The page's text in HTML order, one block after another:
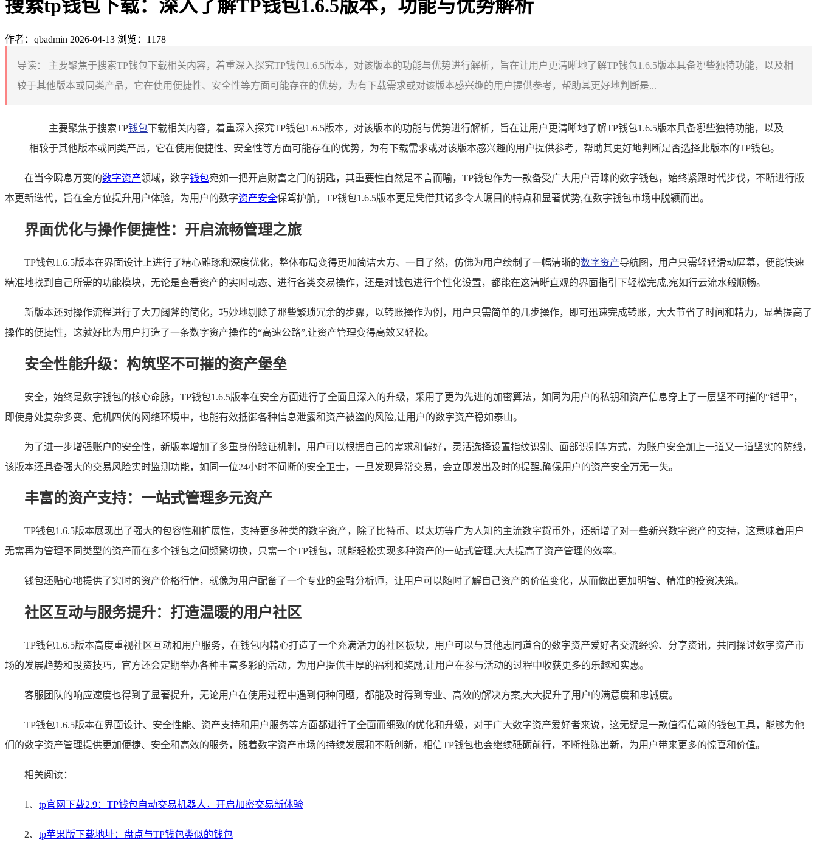
搜索tp钱包下载：深入了解TP钱包1.6.5版本，功能与优势解析
作者：qbadmin 2026-04-13 浏览：1178
导读：
主要聚焦于搜索TP钱包下载相关内容，着重深入探究TP钱包1.6.5版本，对该版本的功能与优势进行解析，旨在让用户更清晰地了解TP钱包1.6.5版本具备哪些独特功能，以及相
较于其他版本或同类产品，它在使用便捷性、安全性等方面可能存在的优势，为有下载需求或对该版本感兴趣的用户提供参考，帮助其更好地判断是...
主要聚焦于搜索TP钱包下载相关内容，着重深入探究TP钱包1.6.5版本，对该版本的功能与优势进行解析，旨在让用户更清晰地了解TP钱包1.6.5版本具备哪些独特功能，以及
相较于其他版本或同类产品，它在使用便捷性、安全性等方面可能存在的优势，为有下载需求或对该版本感兴趣的用户提供参考，帮助其更好地判断是否选择此版本的TP钱包。
在当今瞬息万变的数字资产领域，数字钱包宛如一把开启财富之门的钥匙，其重要性自然是不言而喻，TP钱包作为一款备受广大用户青睐的数字钱包，始终紧跟时代步伐，不断进行版
本更新迭代，旨在全方位提升用户体验，为用户的数字资产安全保驾护航，TP钱包1.6.5版本更是凭借其诸多令人瞩目的特点和显著优势,在数字钱包市场中脱颖而出。
界面优化与操作便捷性：开启流畅管理之旅
TP钱包1.6.5版本在界面设计上进行了精心雕琢和深度优化，整体布局变得更加简洁大方、一目了然，仿佛为用户绘制了一幅清晰的数字资产导航图，用户只需轻轻滑动屏幕，便能快速
精准地找到自己所需的功能模块，无论是查看资产的实时动态、进行各类交易操作，还是对钱包进行个性化设置，都能在这清晰直观的界面指引下轻松完成,宛如行云流水般顺畅。
新版本还对操作流程进行了大刀阔斧的简化，巧妙地剔除了那些繁琐冗余的步骤，以转账操作为例，用户只需简单的几步操作，即可迅速完成转账，大大节省了时间和精力，显著提高了
操作的便捷性，这就好比为用户打造了一条数字资产操作的“高速公路”,让资产管理变得高效又轻松。
安全性能升级：构筑坚不可摧的资产堡垒
安全，始终是数字钱包的核心命脉，TP钱包1.6.5版本在安全方面进行了全面且深入的升级，采用了更为先进的加密算法，如同为用户的私钥和资产信息穿上了一层坚不可摧的“铠甲”，
即使身处复杂多变、危机四伏的网络环境中，也能有效抵御各种信息泄露和资产被盗的风险,让用户的数字资产稳如泰山。
为了进一步增强账户的安全性，新版本增加了多重身份验证机制，用户可以根据自己的需求和偏好，灵活选择设置指纹识别、面部识别等方式，为账户安全加上一道又一道坚实的防线，
该版本还具备强大的交易风险实时监测功能，如同一位24小时不间断的安全卫士，一旦发现异常交易，会立即发出及时的提醒,确保用户的资产安全万无一失。
丰富的资产支持：一站式管理多元资产
TP钱包1.6.5版本展现出了强大的包容性和扩展性，支持更多种类的数字资产，除了比特币、以太坊等广为人知的主流数字货币外，还新增了对一些新兴数字资产的支持，这意味着用户
无需再为管理不同类型的资产而在多个钱包之间频繁切换，只需一个TP钱包，就能轻松实现多种资产的一站式管理,大大提高了资产管理的效率。
钱包还贴心地提供了实时的资产价格行情，就像为用户配备了一个专业的金融分析师，让用户可以随时了解自己资产的价值变化，从而做出更加明智、精准的投资决策。
社区互动与服务提升：打造温暖的用户社区
TP钱包1.6.5版本高度重视社区互动和用户服务，在钱包内精心打造了一个充满活力的社区板块，用户可以与其他志同道合的数字资产爱好者交流经验、分享资讯，共同探讨数字资产市
场的发展趋势和投资技巧，官方还会定期举办各种丰富多彩的活动，为用户提供丰厚的福利和奖励,让用户在参与活动的过程中收获更多的乐趣和实惠。
客服团队的响应速度也得到了显著提升，无论用户在使用过程中遇到何种问题，都能及时得到专业、高效的解决方案,大大提升了用户的满意度和忠诚度。
TP钱包1.6.5版本在界面设计、安全性能、资产支持和用户服务等方面都进行了全面而细致的优化和升级，对于广大数字资产爱好者来说，这无疑是一款值得信赖的钱包工具，能够为他
们的数字资产管理提供更加便捷、安全和高效的服务，随着数字资产市场的持续发展和不断创新，相信TP钱包也会继续砥砺前行，不断推陈出新，为用户带来更多的惊喜和价值。
相关阅读：
1、 tp官网下载2.9：TP钱包自动交易机器人，开启加密交易新体验
2、 tp苹果版下载地址：盘点与TP钱包类似的钱包